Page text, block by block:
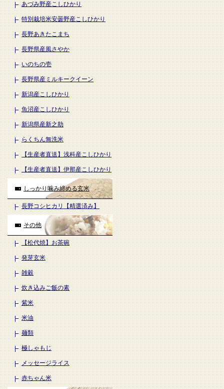
あづみ野産こしひかり
特別栽培米安曇野産こしひかり
長野あきたこまち
長野県産風さやか
いのちの壱
長野県産ミルキークイーン
新潟産こしひかり
魚沼産こしひかり
新潟県産新之助
らくちん無洗米
【生産者直送】浅科産こしひかり
【生産者直送】伊那産こしひかり
しっかり噛み締める玄米
長野コシヒカリ【精選済み】
その他
【松代焼】お茶碗
発芽玄米
雑穀
炊き込みご飯の素
紫米
米油
麺類
極しゃもじ
メッセージライス
赤ちゃん米